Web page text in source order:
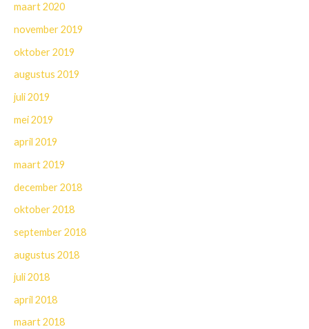
maart 2020
november 2019
oktober 2019
augustus 2019
juli 2019
mei 2019
april 2019
maart 2019
december 2018
oktober 2018
september 2018
augustus 2018
juli 2018
april 2018
maart 2018